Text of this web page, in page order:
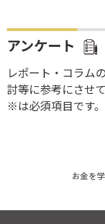
アンケート
レポート・コラム
討等に参考にさせ
※は必須項目です。
お金を